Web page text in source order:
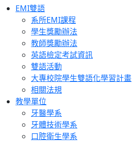
Toggle
navigation
EMI雙語
系所EMI課程
學生獎勵辦法
教師獎勵辦法
英語檢定考試資訊
雙語活動
大專校院學生雙語化學習計畫
相關法規
教學單位
牙醫學系
牙體技術學系
口腔衛生學系